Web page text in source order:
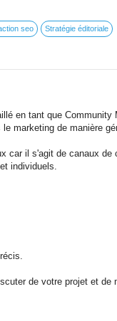
seo Stratégie éditoriale
en tant que Community
marketing de manière
car il s'agit de canaux de
individuels.
de votre projet et de